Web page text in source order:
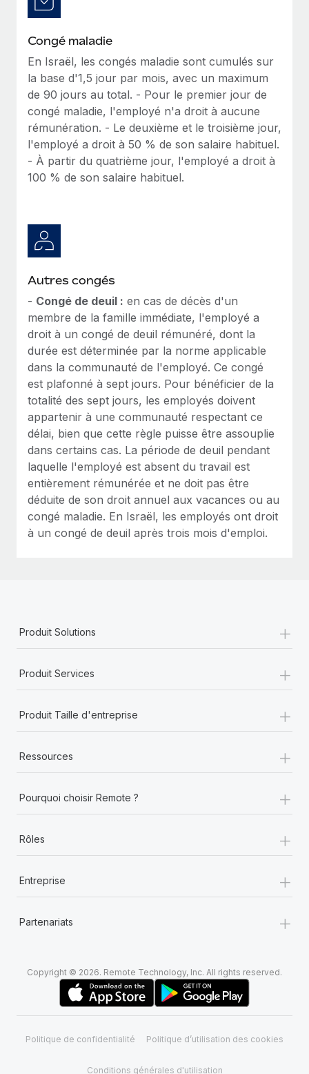
Congé maladie
En Israël, les congés maladie sont cumulés sur
la base d'1,5 jour par mois, avec un maximum
de 90 jours au total. - Pour le premier jour de
congé maladie, l'employé n'a droit à aucune
rémunération. - Le deuxième et le troisième jour,
l'employé a droit à 50 % de son salaire habituel.
- À partir du quatrième jour, l'employé a droit à
100 % de son salaire habituel.
Autres congés
- Congé de deuil : en cas de décès d'un
membre de la famille immédiate, l'employé a
droit à un congé de deuil rémunéré, dont la
durée est déterminée par la norme applicable
dans la communauté de l'employé. Ce congé
est plafonné à sept jours. Pour bénéficier de la
totalité des sept jours, les employés doivent
appartenir à une communauté respectant ce
délai, bien que cette règle puisse être assouplie
dans certains cas. La période de deuil pendant
laquelle l'employé est absent du travail est
entièrement rémunérée et ne doit pas être
déduite de son droit annuel aux vacances ou au
congé maladie. En Israël, les employés ont droit
à un congé de deuil après trois mois d'emploi.
Produit Solutions +
Produit Services +
Produit Taille d'entreprise +
Ressources +
Pourquoi choisir Remote ? +
Rôles +
Entreprise +
Partenariats +
Copyright © 2026. Remote Technology, Inc. All rights reserved.
Politique de confidentialité Politique d’utilisation des cookies
Conditions générales d'utilisation